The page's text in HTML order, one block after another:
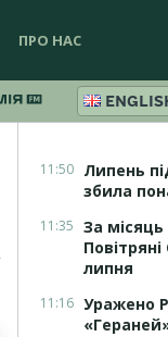
ПРО НАС
11:50 Липень
збила
11:35 За місяць
липня
11:16 Уражено